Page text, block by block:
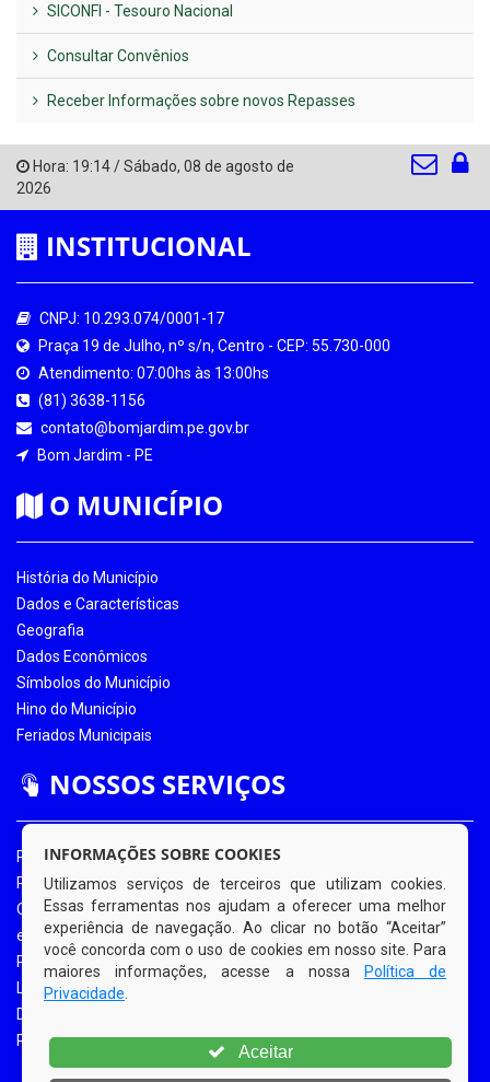
SICONFI - Tesouro Nacional
Consultar Convênios
Receber Informações sobre novos Repasses
Hora: 19:14/Sábado, 08 de agosto de
2026
INSTITUCIONAL
CNPJ: 10.293.074/0001-17
Praça 19 de Julho, nº s/n, Centro - CEP: 55.730-000
Atendimento: 07:00hs às 13:00hs
(81) 3638-1156
contato@bomjardim.pe.gov.br
Bom Jardim - PE
O MUNICÍPIO
História do Município
Dados e Características
Geografia
Dados Econômicos
Símbolos do Município
Hino do Município
Feriados Municipais
NOSSOS SERVIÇOS
Portal da Transparência
Portal da Transparência COVID-19
Ouvidoria Eletrônica
e-SIC
Processos de Licitação
Licitações em Andamento
Diário Oficial
Portal do Contribuinte
INFORMAÇÕES SOBRE COOKIES
Utilizamos serviços de terceiros que utilizam cookies.
Essas ferramentas nos ajudam a oferecer uma melhor
experiência de navegação. Ao clicar no botão “Aceitar”
você concorda com o uso de cookies em nosso site. Para
maiores informações, acesse a nossa
Política de
Privacidade
Aceitar